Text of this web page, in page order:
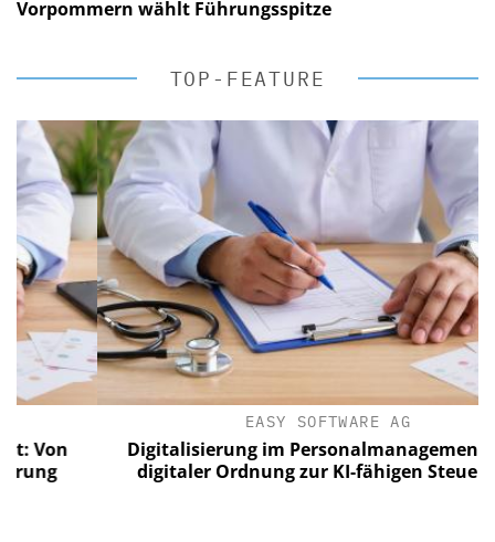
Vorpommern wählt Führungsspitze
TOP-FEATURE
EASY SOFTWARE AG
Digitalisierung im Personalmanagement: Von
digitaler Ordnung zur KI-fähigen Steuerung